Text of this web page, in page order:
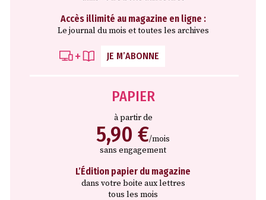
Accès illimité au magazine en ligne :
Le journal du mois et toutes les archives
JE M’ABONNE
PAPIER
à partir de
5,90 €/mois
sans engagement
L’Édition papier du magazine
dans votre boite aux lettres
tous les mois